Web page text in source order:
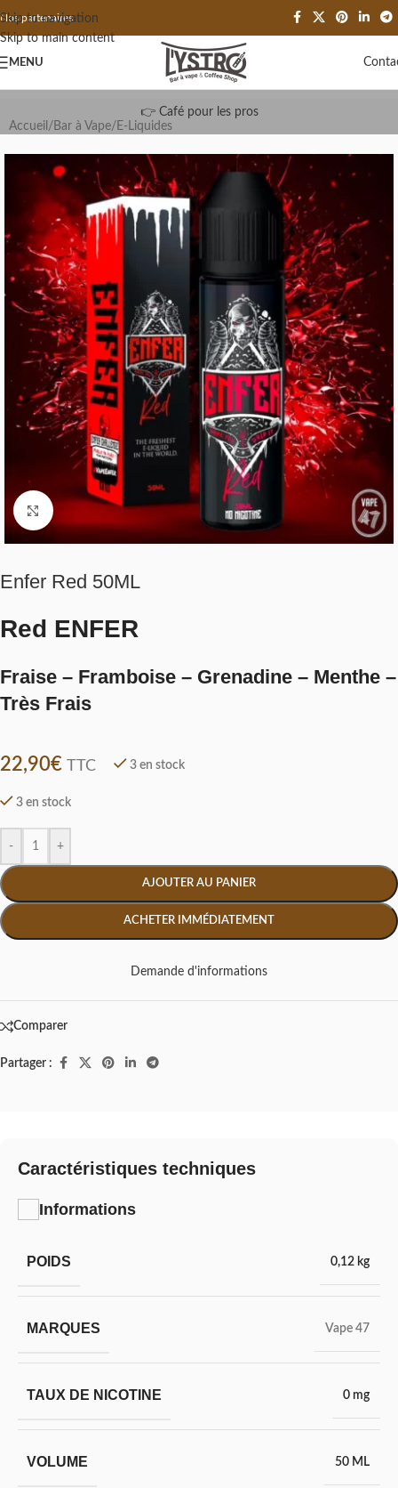
Skip to navigation
Skip to main content
Nos partenaires
MENU
👉 Café pour les pros
Accueil / Bar à Vape/ E-Liquides
Click to enlarge
Enfer Red 50ML
Red ENFER
Fraise – Framboise – Grenadine – Menthe –
Très Frais
22,90€ TTC 3 en stock
3 en stock
- +
AJOUTER AU PANIER
ACHETER IMMÉDIATEMENT
Demande d'informations
Comparer
Partager :
Caractéristiques techniques
Informations
POIDS 0,12 kg
MARQUES Vape 47
TAUX DE NICOTINE 0 mg
VOLUME 50 ML